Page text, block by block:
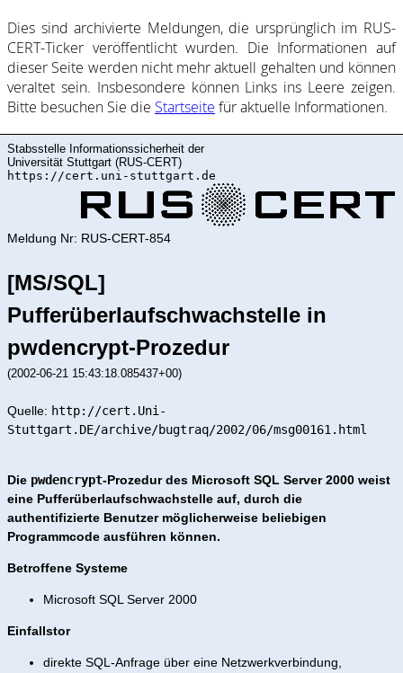
Dies sind ar­chi­vie­rte Mel­dung­en, die ur­sprüng­lich im RUS-
CERT-Ticker ver­öf­fent­licht wur­den. Die In­for­ma­ti­on­en auf
dieser Sei­te wer­den nicht mehr ak­tu­ell ge­halte­n und kön­nen
ver­al­tet sein. Ins­be­son­de­re kön­nen Links ins Lee­re zei­gen.
Bitte be­such­en Sie die Start­sei­te für ak­tu­elle In­for­ma­ti­on­en.
Stabsstelle Informationssicherheit der
Universität Stuttgart (RUS-CERT)
https://cert.uni-stuttgart.de
Meldung Nr: RUS-CERT-854
[MS/SQL]
Pufferüberlaufschwachstelle in
pwdencrypt-Prozedur
(2002-06-21 15:43:18.085437+00)
Quelle: http://cert.Uni-
Stuttgart.DE/archive/bugtraq/2002/06/msg00161.html
Die pwdencrypt-Prozedur des Microsoft SQL Server 2000 weist
eine Pufferüberlaufschwachstelle auf, durch die
authentifizierte Benutzer möglicherweise beliebigen
Programmcode ausführen können.
Betroffene Systeme
Microsoft SQL Server 2000
Einfallstor
direkte SQL-Anfrage über eine Netzwerkverbindung,